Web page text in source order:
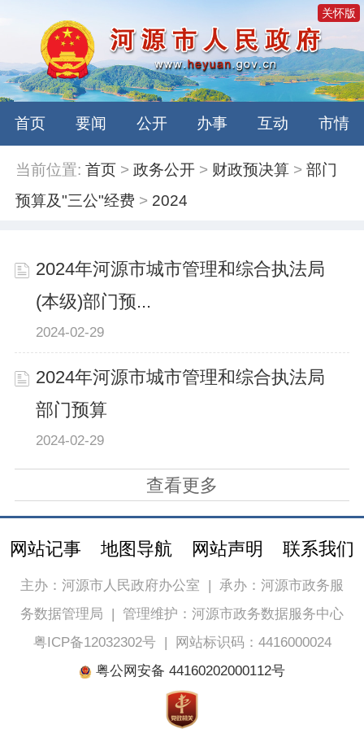
关怀版
首页 要闻 公开 办事 互动 市情
当前位置: 首页 >政务公开 > 财政预决算 >部门
预算及"三公"经费 > 2024
2024年河源市城市管理和综合执法局
(本级)部门预...
2024-02-29
2024年河源市城市管理和综合执法局
部门预算
2024-02-29
查看更多
网站记事 地图导航 网站声明 联系我们
主办：河源市人民政府办公室
承办：河源市政务服
务数据管理局
管理维护：河源市政务数据服务中心
粤ICP备12032302号|
网站标识码：4416000024
粤公网安备 44160202000112号